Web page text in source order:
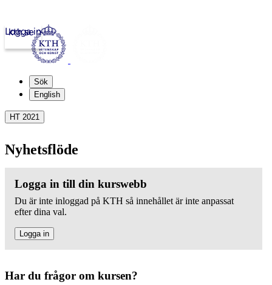
kth.se
Logga in
Sök
English
HT 2021
Nyhetsflöde
Logga in till din kurswebb
Du är inte inloggad på KTH så innehållet är inte anpassat
efter dina val.
Logga in
Har du frågor om kursen?